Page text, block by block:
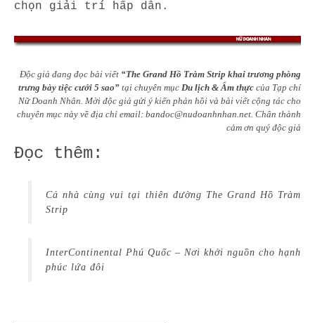
chọn giải trí hấp dẫn.
Độc giả đang đọc bài viết “The Grand Hồ Tràm Strip khai trương phòng
trưng bày tiệc cưới 5 sao” tại chuyên mục Du lịch & Ẩm thực của Tạp chí
Nữ Doanh Nhân. Mời độc giả gửi ý kiến phản hồi và bài viết cộng tác cho
chuyên mục này về địa chỉ email: bandoc@nudoanhnhan.net. Chân thành
cảm ơn quý độc giả
Đọc thêm:
Cả nhà cùng vui tại thiên đường The Grand Hồ Tràm
Strip
InterContinental Phú Quốc – Nơi khởi nguồn cho hạnh
phúc lứa đôi